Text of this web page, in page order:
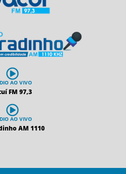
AO VIVO
FM 97,3
AO VIVO
AM 1110